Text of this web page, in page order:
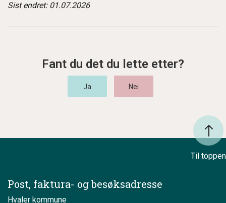
Sist endret: 01.07.2026
Fant du det du lette etter?
Til toppen
Post, faktura- og besøksadresse
Hvaler kommune